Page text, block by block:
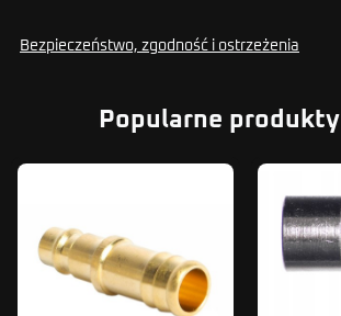
Bezpieczeństwo, zgodność i ostrzeżenia
Popularne produkty